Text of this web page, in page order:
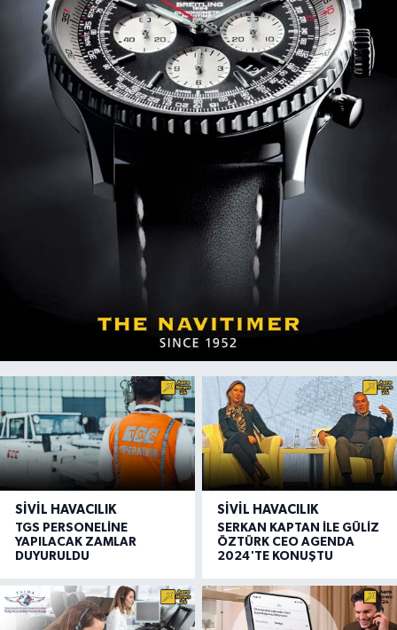
SIVIL HAVACILIK
TGS PERSONELİNE
YAPILACAK ZAMLAR
DUYURULDU
SIVIL HAVACILIK
SERKAN KAPTAN İLE GÜLİZ
ÖZTÜRK CEO AGENDA
2024'TE KONUŞTU